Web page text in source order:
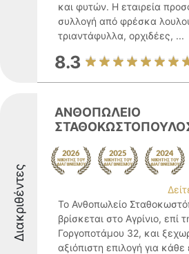
και φυτών. Η εταιρεία
συλλογή από φρέσκα
τριαντάφυλλα, ορχιδέες, ...
8.3
Διακριθέντες
ΑΝΘΟΠΩΛΕΙΟ
Το Ανθοπωλείο
βρίσκεται στο Αγρίνιο, επί
Γοργοποτάμου 32, και
αξιόπιστη επιλογή για κάθε